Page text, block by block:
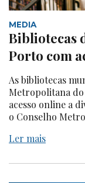
MEDIA
Bibliotecas
Porto com
As bibliotecas
Metropolitana do
acesso online a
o Conselho
Ler mais